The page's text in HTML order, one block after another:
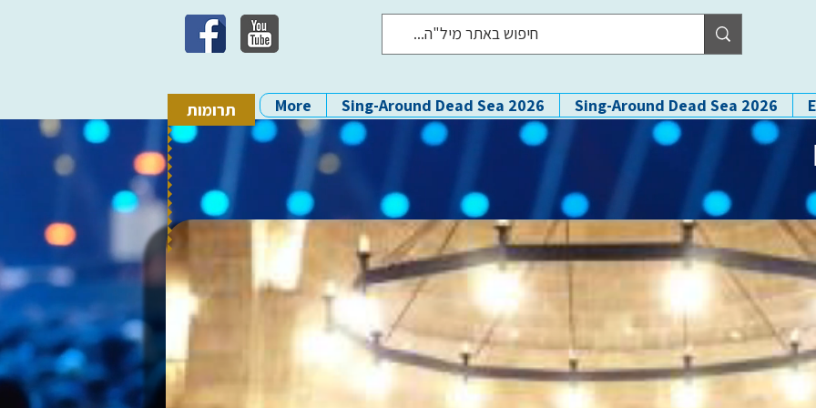
תרומות Sing-Around Dead Sea 2026
Sing-Around Dead Sea 2026
More